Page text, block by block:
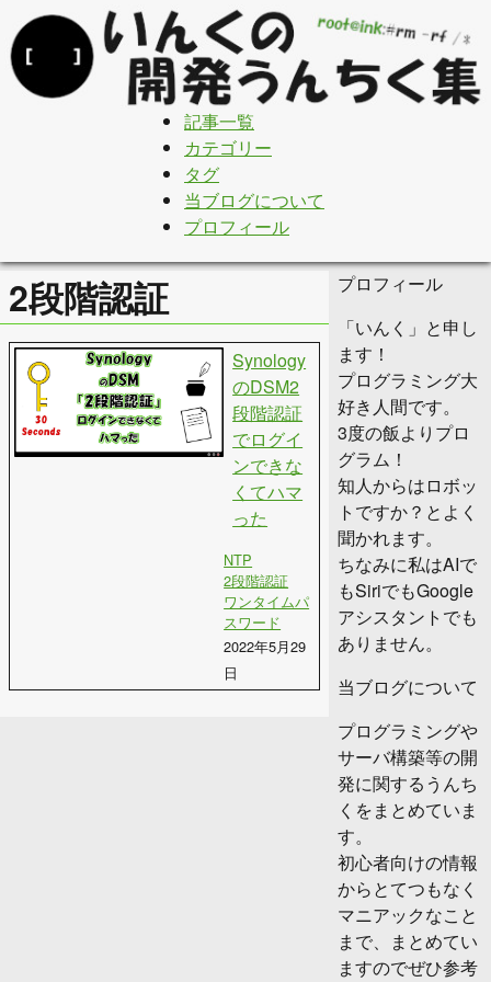
記事一覧
カテゴリー
タグ
当ブログについて
プロフィール
2段階認証
Synology
のDSM2
段階認証
でログイ
ンできな
くてハマ
った
NTP
2段階認証
ワンタイムパ
スワード
2022年5月29
日
プロフィール
「いんく」と申し
ます！
プログラミング大
好き人間です。
3度の飯よりプロ
グラム！
知人からはロボッ
トですか？とよく
聞かれます。
ちなみに私はAIで
もSiriでもGoogle
アシスタントでも
ありません。
当ブログについて
プログラミングや
サーバ構築等の開
発に関するうんち
くをまとめていま
す。
初心者向けの情報
からとてつもなく
マニアックなこと
まで、まとめてい
ますのでぜひ参考